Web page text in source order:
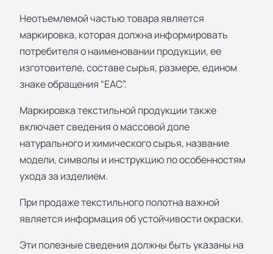
Неотъемлемой частью товара является
маркировка, которая должна информировать
потребителя о наименовании продукции, ее
изготовителе, составе сырья, размере, едином
знаке обращения “ЕАС”.
Маркировка текстильной продукции также
включает сведения о массовой доле
натурального и химического сырья, название
модели, символы и инструкцию по особенностям
ухода за изделием.
При продаже текстильного полотна важной
является информация об устойчивости окраски.
Эти полезные сведения должны быть указаны на